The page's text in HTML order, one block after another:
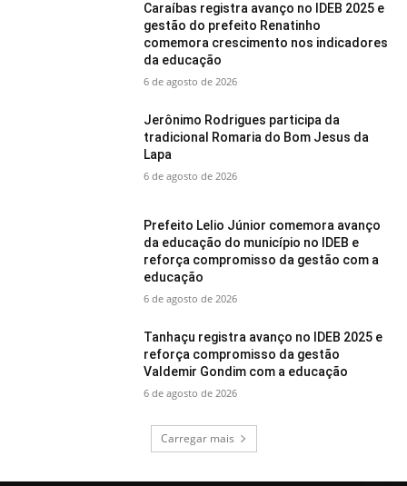
Caraíbas registra avanço no IDEB 2025 e
gestão do prefeito Renatinho
comemora crescimento nos indicadores
da educação
6 de agosto de 2026
Jerônimo Rodrigues participa da
tradicional Romaria do Bom Jesus da
Lapa
6 de agosto de 2026
Prefeito Lelio Júnior comemora avanço
da educação do município no IDEB e
reforça compromisso da gestão com a
educação
6 de agosto de 2026
Tanhaçu registra avanço no IDEB 2025 e
reforça compromisso da gestão
Valdemir Gondim com a educação
6 de agosto de 2026
Carregar mais